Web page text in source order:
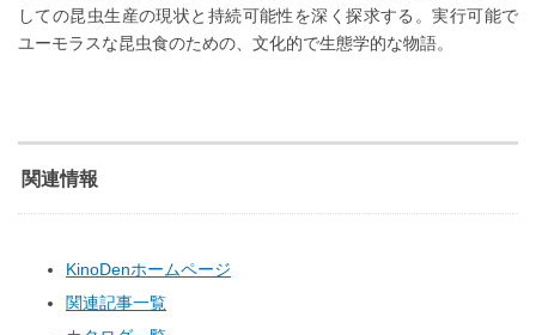
しての昆虫生産の現状と持続可能性を深く探求する。実行可能で
ユーモラスな昆虫食のための、文化的で生態学的な物語。
関連情報
KinoDenホームページ
関連記事一覧